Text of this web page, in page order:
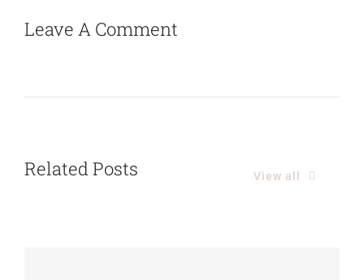
Leave A Comment
Related Posts View all